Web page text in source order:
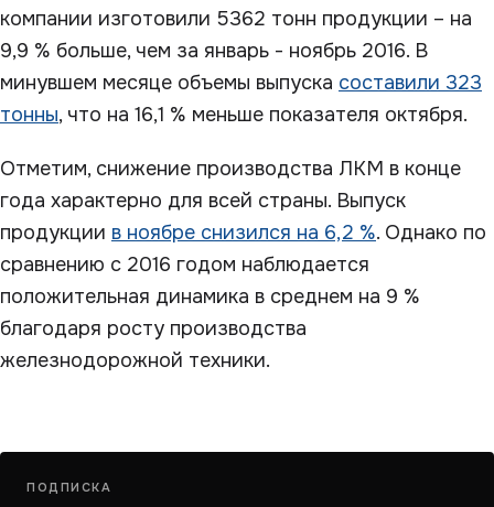
компании изготовили 5362 тонн продукции – на
9,9 % больше, чем за январь - ноябрь 2016. В
минувшем месяце объемы выпуска составили 323
тонны, что на 16,1 % меньше показателя октября.
Отметим, снижение производства ЛКМ в конце
года характерно для всей страны. Выпуск
продукции в ноябре снизился на 6,2 %. Однако по
сравнению с 2016 годом наблюдается
положительная динамика в среднем на 9 %
благодаря росту производства
железнодорожной техники.
ПОДПИСКА